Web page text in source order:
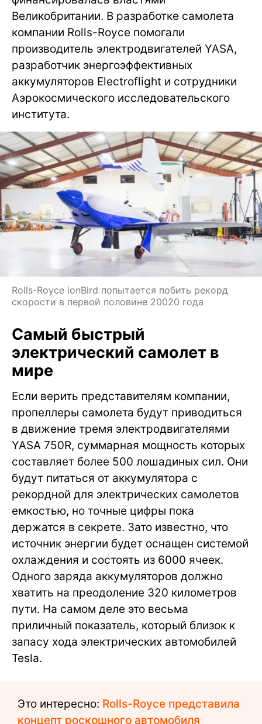
Великобритании. В разработке самолета
компании Rolls-Royce помогали
производитель электродвигателей YASA,
разработчик энергоэффективных
аккумуляторов Electroflight и сотрудники
Аэрокосмического исследовательского
института.
Rolls-Royce ionBird попытается побить рекорд
скорости в первой половине 20020 года
Самый быстрый
электрический самолет в
мире
Если верить представителям компании,
пропеллеры самолета будут приводиться
в движение тремя электродвигателями
YASA 750R, суммарная мощность которых
составляет более 500 лошадиных сил. Они
будут питаться от аккумулятора с
рекордной для электрических самолетов
емкостью, но точные цифры пока
держатся в секрете. Зато известно, что
источник энергии будет оснащен системой
охлаждения и состоять из 6000 ячеек.
Одного заряда аккумуляторов должно
хватить на преодоление 320 километров
пути. На самом деле это весьма
приличный показатель, который близок к
запасу хода электрических автомобилей
Tesla.
Это интересно: Rolls-Royce представила
концепт роскошного автомобиля